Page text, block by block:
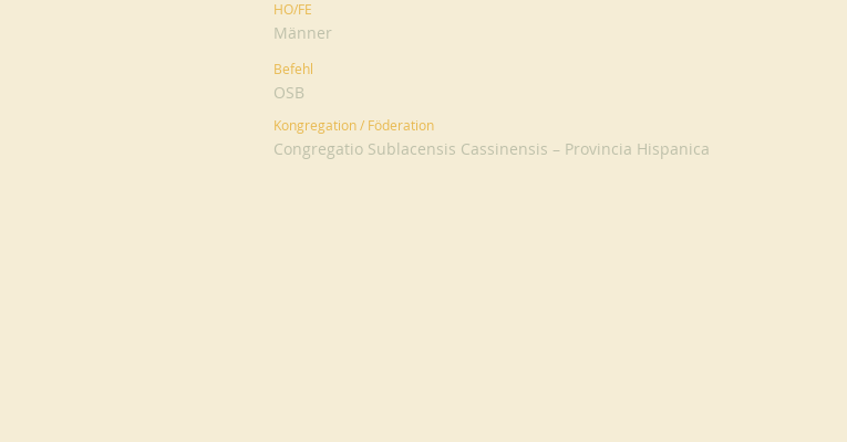
HO/FE
Männer
Befehl
OSB
Kongregation / Föderation
Congregatio Sublacensis Cassinensis – Provincia Hispanica